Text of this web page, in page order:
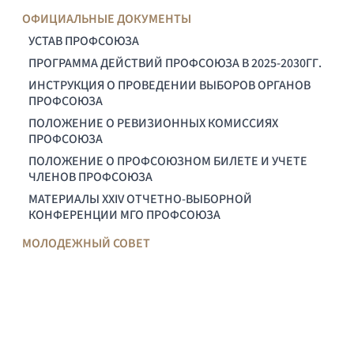
ОФИЦИАЛЬНЫЕ ДОКУМЕНТЫ
УСТАВ ПРОФСОЮЗА
ПРОГРАММА ДЕЙСТВИЙ ПРОФСОЮЗА В 2025-2030ГГ.
ИНСТРУКЦИЯ О ПРОВЕДЕНИИ ВЫБОРОВ ОРГАНОВ
ПРОФСОЮЗА
ПОЛОЖЕНИЕ О РЕВИЗИОННЫХ КОМИССИЯХ
ПРОФСОЮЗА
ПОЛОЖЕНИЕ О ПРОФСОЮЗНОМ БИЛЕТЕ И УЧЕТЕ
ЧЛЕНОВ ПРОФСОЮЗА
МАТЕРИАЛЫ XXIV ОТЧЕТНО-ВЫБОРНОЙ
КОНФЕРЕНЦИИ МГО ПРОФСОЮЗА
МОЛОДЕЖНЫЙ СОВЕТ